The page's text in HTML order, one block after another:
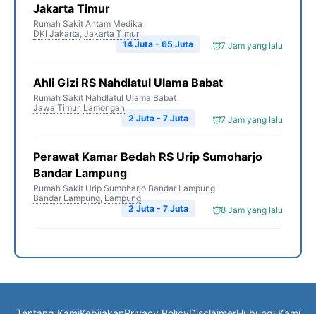
Jakarta Timur
Rumah Sakit Antam Medika
DKI Jakarta, Jakarta Timur
7 Jam yang lalu
14 Juta - 65 Juta
Ahli Gizi RS Nahdlatul Ulama Babat
Rumah Sakit Nahdlatul Ulama Babat
Jawa Timur, Lamongan
7 Jam yang lalu
2 Juta - 7 Juta
Perawat Kamar Bedah RS Urip Sumoharjo
Bandar Lampung
Rumah Sakit Urip Sumoharjo Bandar Lampung
Bandar Lampung, Lampung
8 Jam yang lalu
2 Juta - 7 Juta